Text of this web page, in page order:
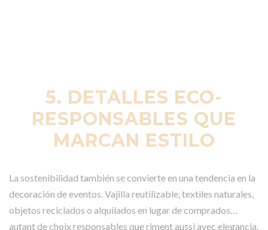
5. DETALLES ECO-
RESPONSABLES QUE
MARCAN ESTILO
La sostenibilidad también se convierte en una tendencia en la
decoración de eventos. Vajilla reutilizable, textiles naturales,
objetos reciclados o alquilados en lugar de comprados…
autant de choix responsables que riment aussi avec elegancia.